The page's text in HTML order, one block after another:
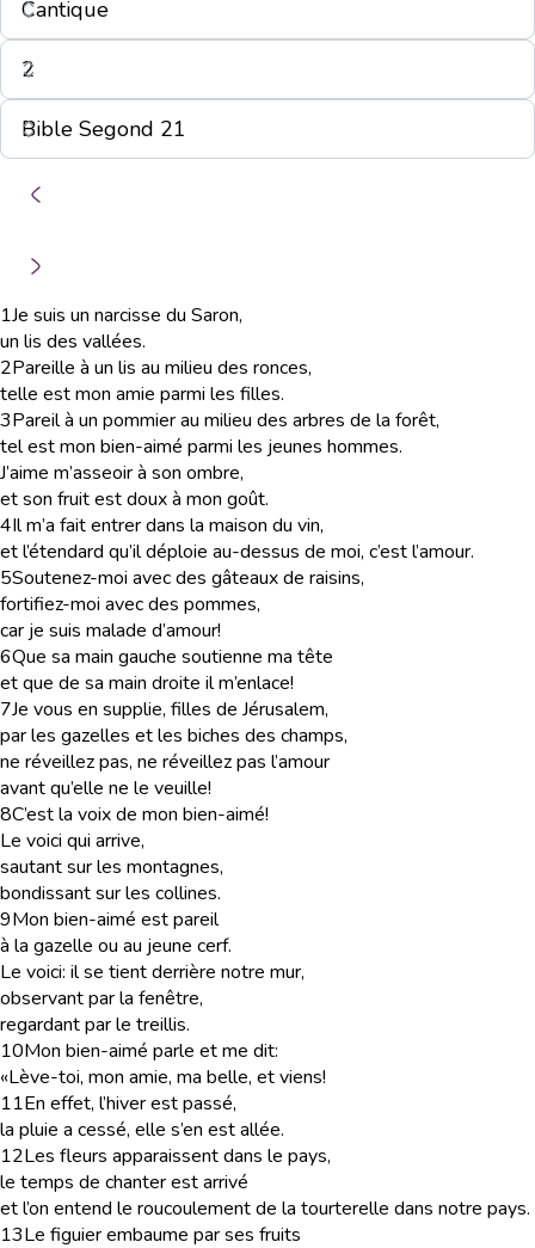
1Je suis un narcisse du Saron,
un lis des vallées.
2Pareille à un lis au milieu des ronces,
telle est mon amie parmi les filles.
3Pareil à un pommier au milieu des arbres de la forêt,
tel est mon bien-aimé parmi les jeunes hommes.
J’aime m’asseoir à son ombre,
et son fruit est doux à mon goût.
4Il m’a fait entrer dans la maison du vin,
et l’étendard qu’il déploie au-dessus de moi, c’est l’amour.
5Soutenez-moi avec des gâteaux de raisins,
fortifiez-moi avec des pommes,
car je suis malade d’amour!
6Que sa main gauche soutienne ma tête
et que de sa main droite il m’enlace!
7Je vous en supplie, filles de Jérusalem,
par les gazelles et les biches des champs,
ne réveillez pas, ne réveillez pas l’amour
avant qu’elle ne le veuille!
8C’est la voix de mon bien-aimé!
Le voici qui arrive,
sautant sur les montagnes,
bondissant sur les collines.
9Mon bien-aimé est pareil
à la gazelle ou au jeune cerf.
Le voici: il se tient derrière notre mur,
observant par la fenêtre,
regardant par le treillis.
10Mon bien-aimé parle et me dit:
«Lève-toi, mon amie, ma belle, et viens!
11En effet, l’hiver est passé,
la pluie a cessé, elle s’en est allée.
12Les fleurs apparaissent dans le pays,
le temps de chanter est arrivé
et l’on entend le roucoulement de la tourterelle dans notre pays.
13Le figuier embaume par ses fruits